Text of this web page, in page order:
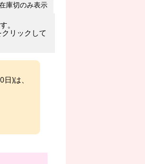
庫切のみ表示
。
クリックして
)は、